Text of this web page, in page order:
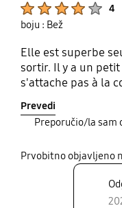
4
boju : Bež
Elle est superbe
sortir. Il y a un
s'attache pas à la
Prevedi
Preporučio/la sam
Prvobitno objavljeno